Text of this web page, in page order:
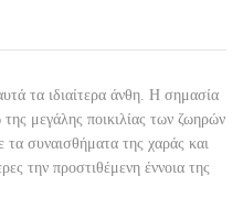
τα ιδιαίτερα άνθη. Η σημασία
μεγάλης ποικιλίας των ζωηρών
τα συναισθήματα της χαράς και
την προστιθέμενη έννοια της